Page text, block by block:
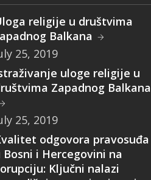
religije u društvima
Balkana
25, 2019
uloge religije u
Zapadnog Balkana
25, 2019
odgovora pravosuđa
Bosni i Hercegovini na
Ključni nalazi